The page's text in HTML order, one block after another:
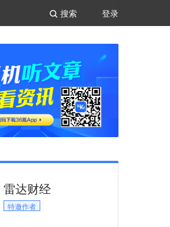
登录
搜索
雷达财经
特邀作者